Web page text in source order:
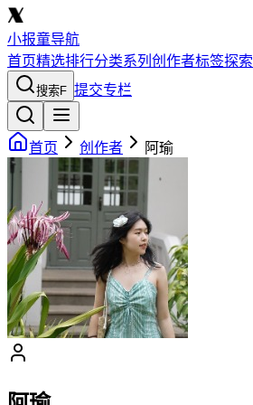
小报童导航
首页精选排行分类系列 创作者标签探索
搜索F 提交专栏
首页 创作者 阿瑜